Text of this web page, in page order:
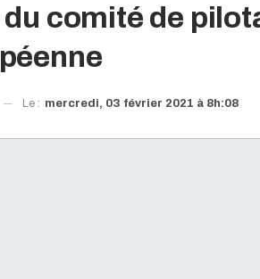
comité de
Le : mercredi, 03 février 2021 à 8h:08